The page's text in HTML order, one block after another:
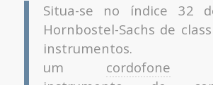
Situa-se no índice 32
Hornbostel-Sachs de
um cordofone